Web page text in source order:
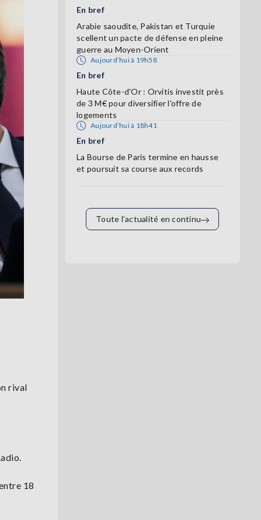
rival
18
En bref
Arabie saoudite, Pakistan et Turquie
scellent un pacte de défense en pleine
guerre au Moyen-Orient
Aujourd’hui à 19h58
En bref
Haute Côte-d'Or : Orvitis investit près
de 3 M€ pour diversifier l'offre de
logements
Aujourd’hui à 18h41
En bref
La Bourse de Paris termine en hausse
et poursuit sa course aux records
Toute l’actualité en continu